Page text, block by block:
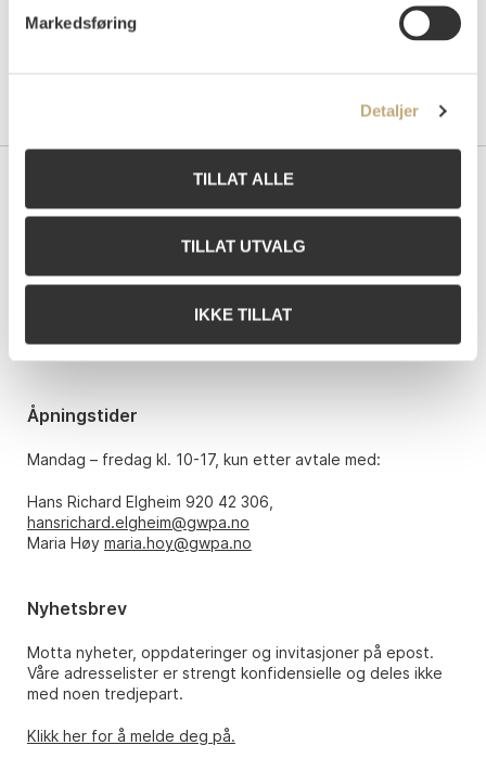
Markedsføring
Detaljer
TILLAT ALLE
TILLAT UTVALG
IKKE TILLAT
Kontakt oss
Grev Wedels Plass Auksjoner AS
0151 Oslo
E-post:post@gwpa.no
Åpningstider
Mandag – fredag kl. 10-17, kun etter avtale med:
Hans Richard Elgheim 920 42 306,
hansrichard.elgheim@gwpa.no
Maria Høy maria.hoy@gwpa.no
Nyhetsbrev
Motta nyheter, oppdateringer og invitasjoner på epost.
Våre adresselister er strengt konfidensielle og deles ikke
med noen tredjepart.
Klikk her for å melde deg på.